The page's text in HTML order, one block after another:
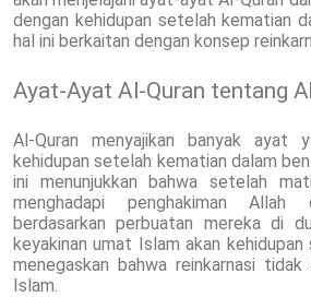
dengan kehidupan setelah kematian
hal ini berkaitan dengan konsep
Ayat-Ayat Al-Quran tentang
Al-Quran menyajikan banyak ayat
kehidupan setelah kematian dalam
ini menunjukkan bahwa setelah
menghadapi penghakiman
berdasarkan perbuatan mereka di
keyakinan umat Islam akan
menegaskan bahwa reinkarnasi tidak
Islam.